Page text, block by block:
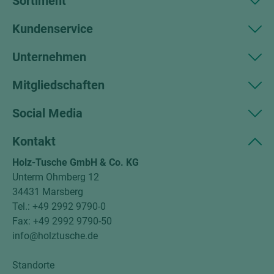
Kundenservice
Unternehmen
Mitgliedschaften
Social Media
Kontakt
Holz-Tusche GmbH & Co. KG
Unterm Ohmberg 12
34431 Marsberg
Tel.: +49 2992 9790-0
Fax: +49 2992 9790-50
info@holztusche.de
Standorte